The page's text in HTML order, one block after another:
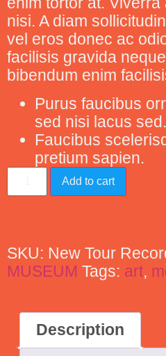
nisi. A diam
vel eros donec ac
facilisis gravida
bibendum enim
Purus faucibus
sed nisi lacus sed.
Faucibus
pretium sapien.
Add to cart
SKU: New Tour
MUSEUM Tags: art,
Description